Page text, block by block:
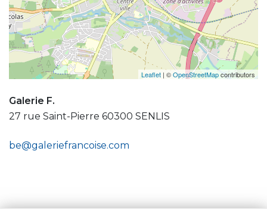
Leaflet | ©OpenStreetMapcontributors
Galerie F.
27 rue Saint-Pierre 60300 SENLIS
be@galeriefrancoise.com